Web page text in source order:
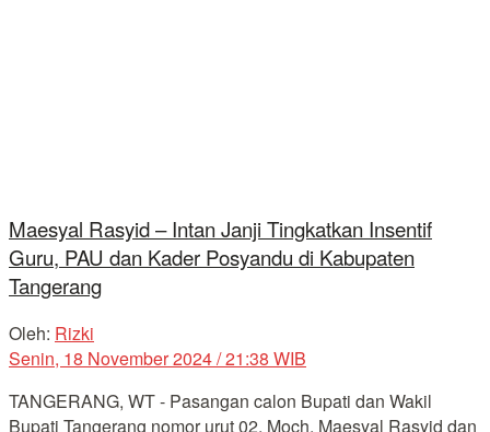
Maesyal Rasyid – Intan Janji Tingkatkan Insentif
Guru, PAU dan Kader Posyandu di Kabupaten
Tangerang
Oleh: Rizki
Senin, 18 November 2024 / 21:38 WIB
TANGERANG, WT - Pasangan calon Bupati dan Wakil
Bupati Tangerang nomor urut 02, Moch. Maesyal Rasyid dan